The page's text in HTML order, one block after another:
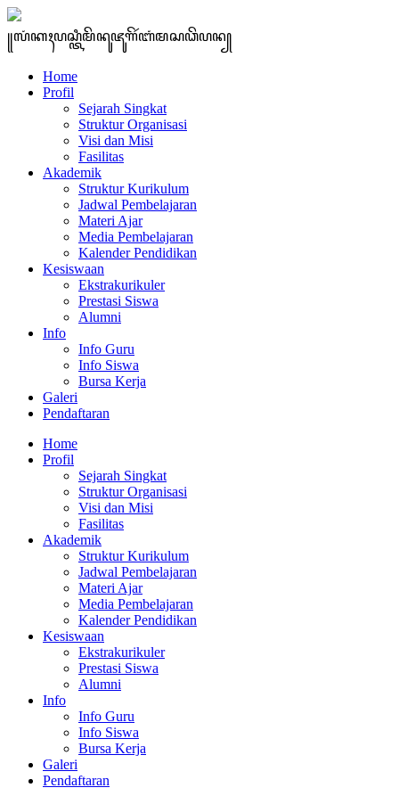
꧋ꦭꦁꦏꦃꦥꦱ꧀ꦠꦶꦩꦼꦤꦸꦗꦸꦒꦼꦂꦧꦁꦩꦱꦣꦼꦥꦤ꧀
Home
Profil
Sejarah Singkat
Struktur Organisasi
Visi dan Misi
Fasilitas
Akademik
Struktur Kurikulum
Jadwal Pembelajaran
Materi Ajar
Media Pembelajaran
Kalender Pendidikan
Kesiswaan
Ekstrakurikuler
Prestasi Siswa
Alumni
Info
Info Guru
Info Siswa
Bursa Kerja
Galeri
Pendaftaran
Home
Profil
Sejarah Singkat
Struktur Organisasi
Visi dan Misi
Fasilitas
Akademik
Struktur Kurikulum
Jadwal Pembelajaran
Materi Ajar
Media Pembelajaran
Kalender Pendidikan
Kesiswaan
Ekstrakurikuler
Prestasi Siswa
Alumni
Info
Info Guru
Info Siswa
Bursa Kerja
Galeri
Pendaftaran